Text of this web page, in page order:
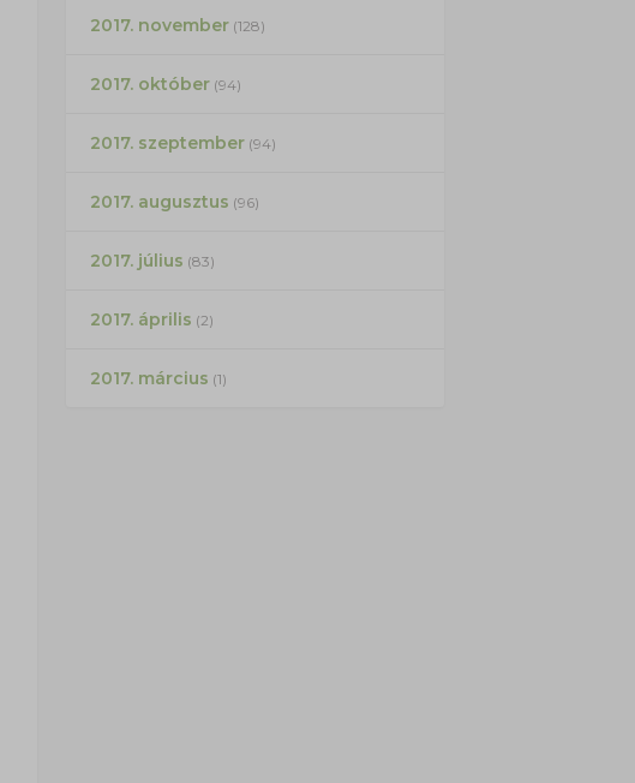
2017. november(128)
2017. október(94)
2017. szeptember(94)
2017. augusztus (96)
2017. július (83)
2017. április (2)
2017. március (1)